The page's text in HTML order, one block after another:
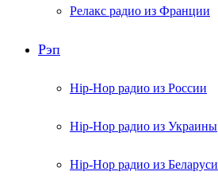
Релакс радио из Франции
Рэп
Hip-Hop радио из России
Hip-Hop радио из Украины
Hip-Hop радио из Беларуси